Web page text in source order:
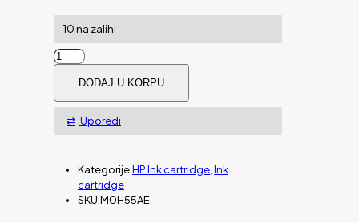
10 na zalihi
Tinta
HP
Inktank
magenta
GT52
količina
DODAJ U KORPU
Uporedi
Kategorije:HP Ink cartridge Ink
cartridge
SKU:M0H55AE